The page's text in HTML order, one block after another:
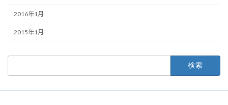
2016年1月
2015年1月